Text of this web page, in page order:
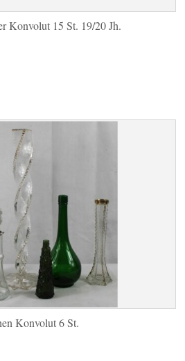
Konvolut 15 St. 19/20 Jh.
Konvolut 6 St.